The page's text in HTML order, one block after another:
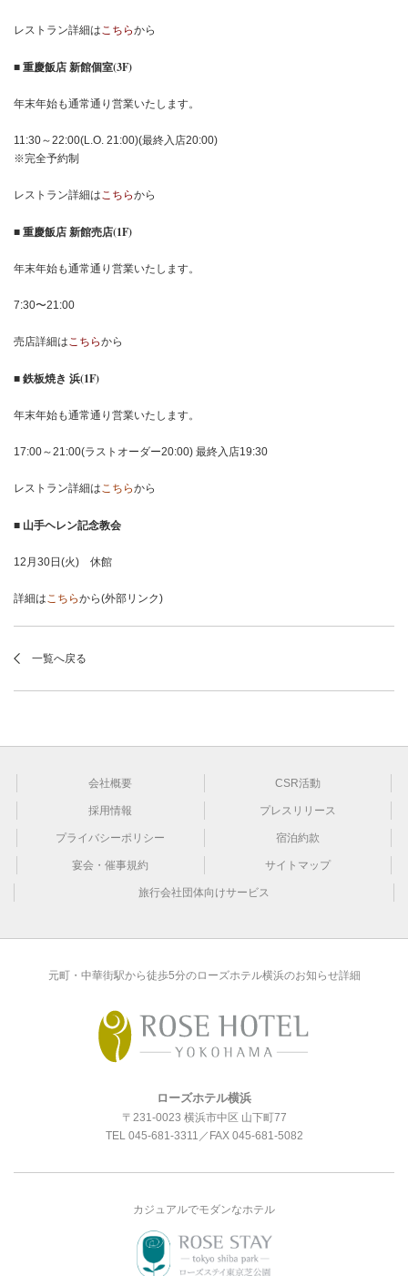
レストラン詳細はこちらから
■ 重慶飯店 新館個室(3F)
年末年始も通常通り営業いたします。
11:30～22:00(L.O. 21:00)(最終入店20:00)
※完全予約制
レストラン詳細はこちらから
■ 重慶飯店 新館売店(1F)
年末年始も通常通り営業いたします。
7:30〜21:00
売店詳細はこちらから
■ 鉄板焼き 浜(1F)
年末年始も通常通り営業いたします。
17:00～21:00(ラストオーダー20:00) 最終入店19:30
レストラン詳細はこちらから
■ 山手ヘレン記念教会
12月30日(火) 休館
詳細はこちらから(外部リンク)
一覧へ戻る
会社概要 CSR活動
採用情報 プレスリリース
プライバシーポリシー 宿泊約款
宴会・催事規約 サイトマップ
旅行会社団体向けサービス
元町・中華街駅から徒歩5分のローズホテル横浜のお知らせ詳細
ローズホテル横浜
〒231-0023 横浜市中区 山下町77
TEL 045-681-3311 ／FAX 045-681-5082
カジュアルでモダンなホテル